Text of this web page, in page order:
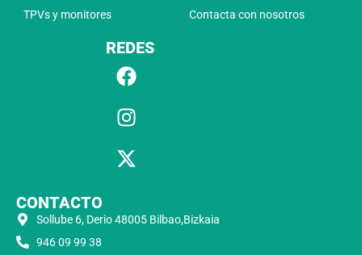
TPVs y monitores
Contacta con nosotros
REDES
CONTACTO
Sollube 6, Derio 48005 Bilbao,Bizkaia
946 09 99 38